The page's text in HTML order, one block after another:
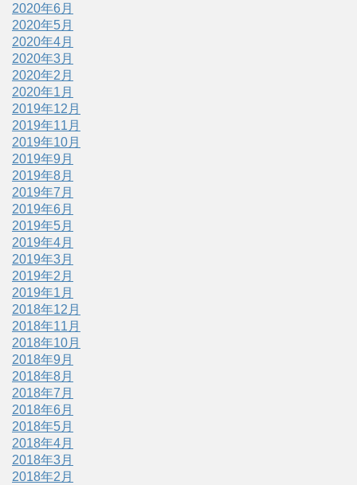
2020年6月
2020年5月
2020年4月
2020年3月
2020年2月
2020年1月
2019年12月
2019年11月
2019年10月
2019年9月
2019年8月
2019年7月
2019年6月
2019年5月
2019年4月
2019年3月
2019年2月
2019年1月
2018年12月
2018年11月
2018年10月
2018年9月
2018年8月
2018年7月
2018年6月
2018年5月
2018年4月
2018年3月
2018年2月